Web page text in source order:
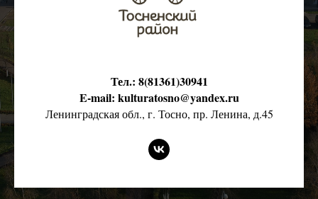
Тел.: 8(81361)30941
E-mail: kulturatosno@yandex.ru
Ленинградская обл., г. Тосно, пр. Ленина, д.45